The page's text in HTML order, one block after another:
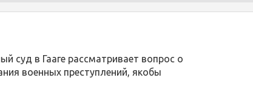
суд в Гааге рассматривает вопрос о
военных преступлений, якобы